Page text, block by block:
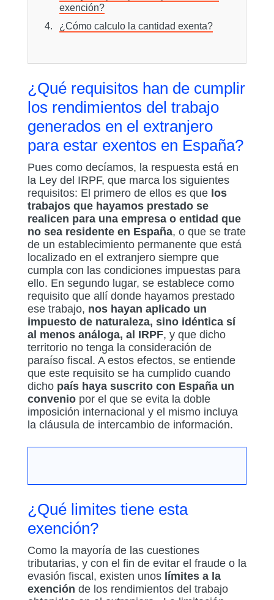
exención?
¿Cómo calculo la cantidad exenta?
¿Qué requisitos han de cumplir
los rendimientos del trabajo
generados en el extranjero
para estar exentos en España?
Pues como decíamos, la respuesta está en
la Ley del IRPF, que marca los siguientes
requisitos: El primero de ellos es que los
trabajos que hayamos prestado se
realicen para una empresa o entidad que
no sea residente en España, o que se trate
de un establecimiento permanente que está
localizado en el extranjero siempre que
cumpla con las condiciones impuestas para
ello. En segundo lugar, se establece como
requisito que allí donde hayamos prestado
ese trabajo, nos hayan aplicado un
impuesto de naturaleza, sino idéntica sí
al menos análoga, al IRPF, y que dicho
territorio no tenga la consideración de
paraíso fiscal. A estos efectos, se entiende
que este requisito se ha cumplido cuando
dicho país haya suscrito con España un
convenio por el que se evita la doble
imposición internacional y el mismo incluya
la cláusula de intercambio de información.
¿Qué limites tiene esta
exención?
Como la mayoría de las cuestiones
tributarias, y con el fin de evitar el fraude o la
evasión fiscal, existen unos límites a la
exención de los rendimientos del trabajo